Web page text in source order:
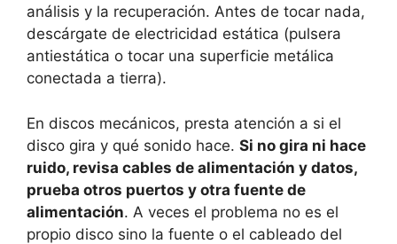
análisis y la recuperación. Antes de tocar nada,
descárgate de electricidad estática (pulsera
antiestática o tocar una superficie metálica
conectada a tierra).
En discos mecánicos, presta atención a si el
disco gira y qué sonido hace. Si no gira ni hace
ruido, revisa cables de alimentación y datos,
prueba otros puertos y otra fuente de
alimentación. A veces el problema no es el
propio disco sino la fuente o el cableado del